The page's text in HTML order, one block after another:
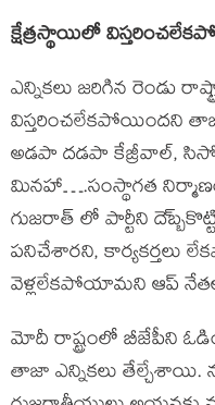
క్షేత్రస్థాయిలో
ఎన్నికలు జరిగిన రెండు
విస్తరించలేకపోయిందని
అడపా దడపా కేజ్రీవాల్,
మినహా….సంస్థాగత
గుజరాత్ లో పార్టీని
పనిచేశారని,
వెళ్లలేకపోయామని ఆప్
మోదీ రాష్ట్రంలో బీజేపీని
తాజా ఎన్నికలు తేల్చేశాయి.